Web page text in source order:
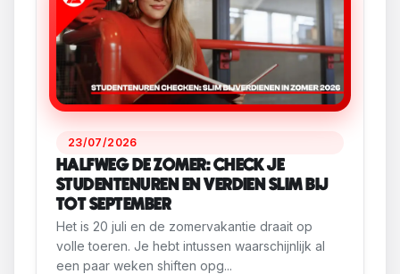
23/07/2026
HALFWEG DE ZOMER: CHECK JE
STUDENTENUREN EN VERDIEN SLIM BIJ
TOT SEPTEMBER
Het is 20 juli en de zomervakantie draait op
volle toeren. Je hebt intussen waarschijnlijk al
een paar weken shiften opg...